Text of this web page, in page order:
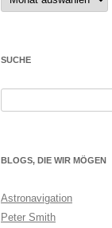
SUCHE
BLOGS, DIE WIR MÖGEN
Astronavigation
Peter Smith